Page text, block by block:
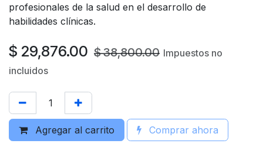
profesionales de la salud en el desarrollo de
habilidades clínicas.
$ 29,876.00 $38,800.00 Impuestos no
incluidos
Agregar al carrito Comprar ahora